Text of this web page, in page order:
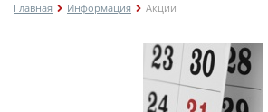
Главная Информация Акции